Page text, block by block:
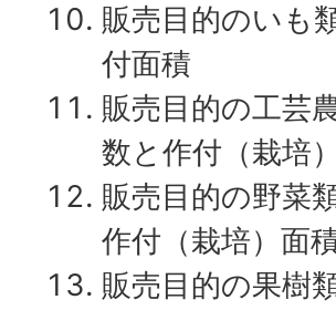
販売目的のいも
付面積
販売目的の工芸
数と作付（栽培
販売目的の野菜
作付（栽培）面
販売目的の果樹